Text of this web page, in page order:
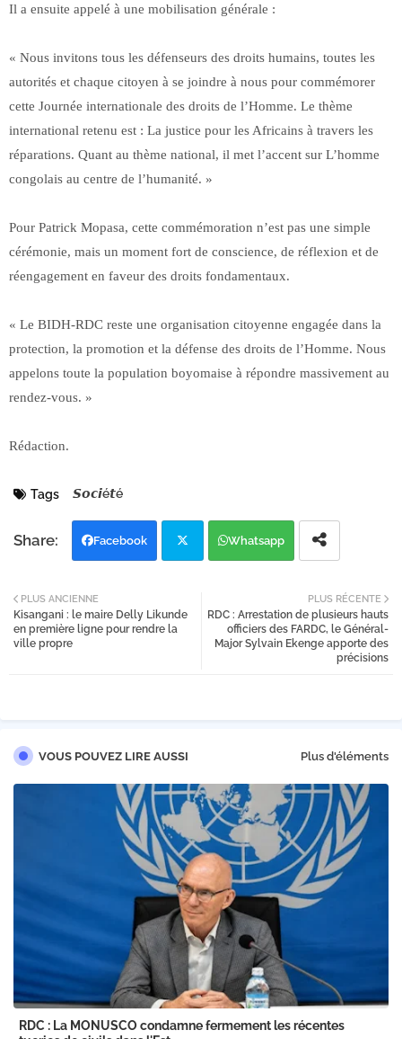
Il a ensuite appelé à une mobilisation générale :
« Nous invitons tous les défenseurs des droits humains, toutes les
autorités et chaque citoyen à se joindre à nous pour commémorer
cette Journée internationale des droits de l’Homme. Le thème
international retenu est : La justice pour les Africains à travers les
réparations. Quant au thème national, il met l’accent sur L’homme
congolais au centre de l’humanité. »
Pour Patrick Mopasa, cette commémoration n’est pas une simple
cérémonie, mais un moment fort de conscience, de réflexion et de
réengagement en faveur des droits fondamentaux.
« Le BIDH-RDC reste une organisation citoyenne engagée dans la
protection, la promotion et la défense des droits de l’Homme. Nous
appelons toute la population boyomaise à répondre massivement au
rendez-vous. »
Rédaction.
Tags 𝙎𝙤𝙘𝙞é𝙩é
Facebook
tter
Whatsapp
PLUS RÉCENTE
RDC : Arrestation de plusieurs hauts
officiers des FARDC, le Général-
Major Sylvain Ekenge apporte des
précisions
PLUS ANCIENNE
Kisangani : le maire Delly Likunde
en première ligne pour rendre la
ville propre
VOUS POUVEZ LIRE AUSSI Plus d'éléments
RDC : La MONUSCO condamne fermement les récentes